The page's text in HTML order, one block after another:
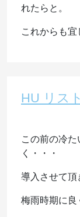
れたらと。
これからも宜
HU リス
この前の冷
く・・・
導入させて頂
梅雨時期に良